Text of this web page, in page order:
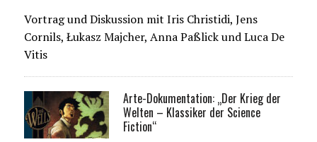
Vortrag und Diskussion mit Iris Christidi, Jens
Cornils, Łukasz Majcher, Anna Paßlick und Luca De
Vitis
Arte-Dokumentation: „Der Krieg der
Welten – Klassiker der Science
Fiction“